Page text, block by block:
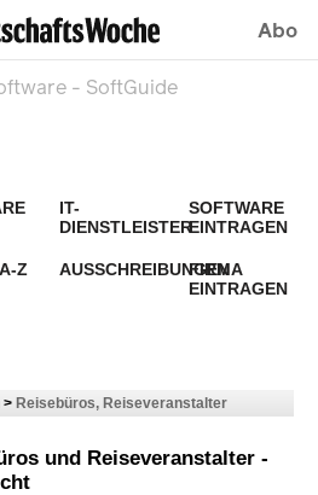
Abo
- SoftGuide
IT-
DIENSTLEISTER
SOFTWARE
EINTRAGEN
Z AUSSCHREIBUNGEN
FIRMA
EINTRAGEN
> Reisebüros, Reiseveranstalter
und Reiseveranstalter -